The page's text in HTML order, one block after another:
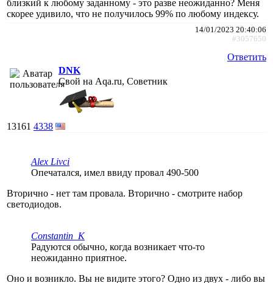
близкий к любому заданному - это разве неожиданно? Меня
скорее удивило, что не получилось 99% по любому индексу.
14/01/2023 20:40:06
#3057650
Ответить
DNK
Свой на Aqa.ru, Советник
13161 4338
Alex Livci
Опечатался, имел ввиду провал 490-500
Вторично - нет там провала. Вторично - смотрите набор
светодиодов.
Constantin_K
Радуются обычно, когда возникает что-то
неожиданно приятное.
Оно и возникло. Вы не видите этого? Одно из двух - либо вы